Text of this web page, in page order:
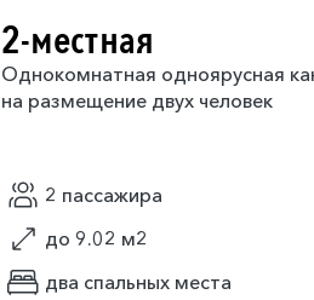
2-местная
Однокомнатная одноярусная
на размещение двух человек
2 пассажира
до 9.02 м2
два спальных места